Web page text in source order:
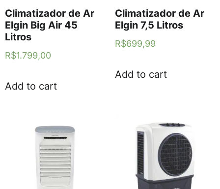
Climatizador de Ar
Elgin Big Air 45
Litros
R$1.799,00
Add to cart
Climatizador de Ar
Elgin 7,5 Litros
R$699,99
Add to cart